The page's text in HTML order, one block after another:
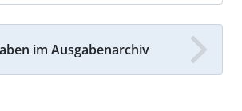
im Ausgabenarchiv